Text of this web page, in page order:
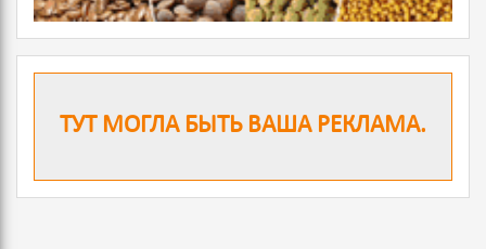
ТУТ МОГЛА БЫТЬ ВАША РЕКЛАМА.